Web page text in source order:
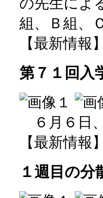
の先生によ
組、Ｂ組、
【最新情報
第７１回入
６月６日
【最新情報
１週目の